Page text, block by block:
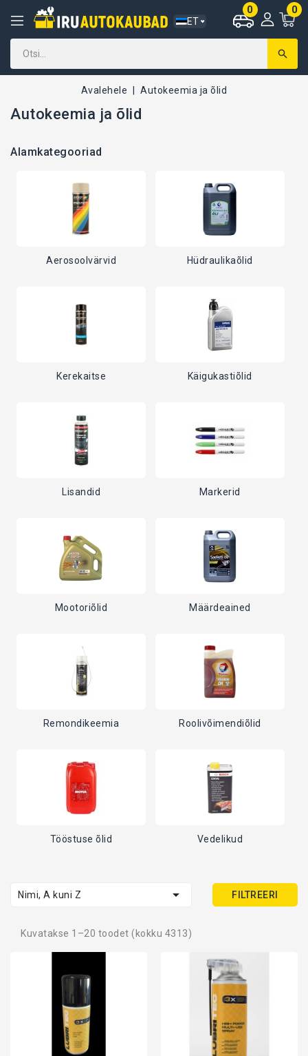
ET
0
0
Avalehele Autokeemia ja õlid
Autokeemia ja õlid
Alamkategooriad
Aerosoolvärvid Hüdraulikaõlid
Kerekaitse Käigukastiõlid
Lisandid Markerid
Mootoriõlid Määrdeained
Remondikeemia Roolivõimendiõlid
Tööstuse õlid Vedelikud
Nimi, A kuni Z  FILTREERI
Kuvatakse 1–20 toodet (kokku 4313)